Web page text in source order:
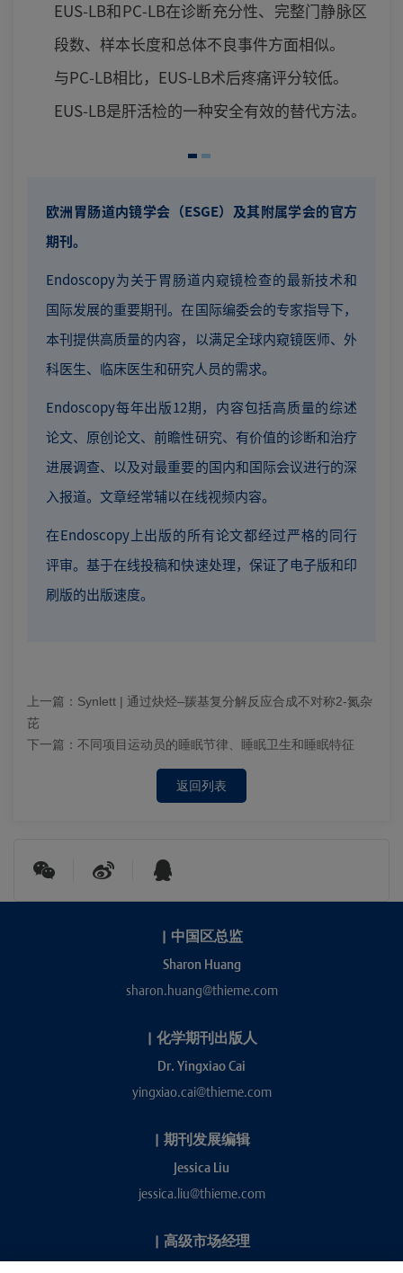
EUS-LB和PC-LB在诊断充分性、完整门静脉区
段数、样本长度和总体不良事件方面相似。
与PC-LB相比，EUS-LB术后疼痛评分较低。
EUS-LB是肝活检的一种安全有效的替代方法。
欧洲胃肠道内镜学会（ESGE）及其附属学会的官方
期刊。
Endoscopy为关于胃肠道内窥镜检查的最新技术和
国际发展的重要期刊。在国际编委会的专家指导下，
本刊提供高质量的内容，以满足全球内窥镜医师、外
科医生、临床医生和研究人员的需求。
Endoscopy每年出版12期，内容包括高质量的综述
论文、原创论文、前瞻性研究、有价值的诊断和治疗
进展调查、以及对最重要的国内和国际会议进行的深
入报道。文章经常辅以在线视频内容。
在Endoscopy上出版的所有论文都经过严格的同行
评审。基于在线投稿和快速处理，保证了电子版和印
刷版的出版速度。
上一篇： Synlett | 通过炔烃–羰基复分解反应合成不对称2-氮杂
芘
下一篇： 不同项目运动员的睡眠节律、睡眠卫生和睡眠特征
返回列表
| 中国区总监
Sharon Huang
sharon.huang@thieme.com
| 化学期刊出版人
Dr. Yingxiao Cai
yingxiao.cai@thieme.com
| 期刊发展编辑
Jessica Liu
jessica.liu@thieme.com
| 高级市场经理